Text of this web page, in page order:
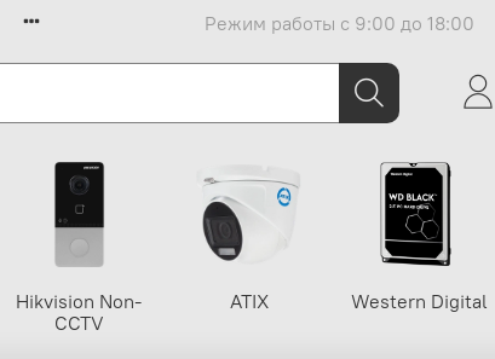
Режим работы с 9:00 до 18:00
Hikvision Non-
CCTV
ATIX Western Digital